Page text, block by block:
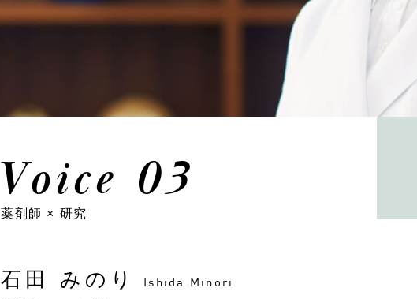
Voice 03
薬剤師 × 研究
石田 みのり Ishida Minori